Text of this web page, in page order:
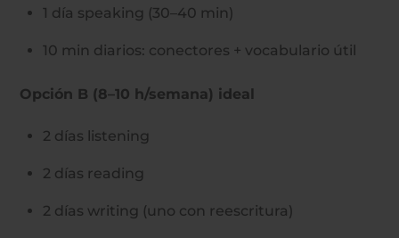
1 día speaking (30–40 min)
10 min diarios: conectores + vocabulario útil
Opción B (8–10 h/semana) ideal
2 días listening
2 días reading
2 días writing (uno con reescritura)